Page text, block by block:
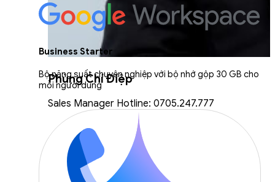
Phùng Chí Điệp
Sales Manager Hotline: 0705.247.777
Business Starter
Bộ năng suất chuyên nghiệp với bộ nhớ gộp 30 GB cho
mỗi người dùng